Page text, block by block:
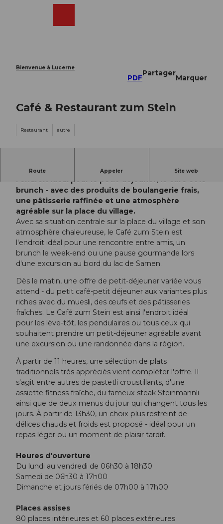
Bienvenue à Lucerne
PDF
Partager
Marquer
Café & Restaurant zum Stein
Restaurant autre
Route Appeler Site web
Le Café & Restaurant zum Stein à Sachseln est
l'endroit idéal pour le petit-déjeuner, le café et le
brunch - avec des produits de boulangerie frais,
une pâtisserie raffinée et une atmosphère
agréable sur la place du village.
Avec sa situation centrale sur la place du village et son
atmosphère chaleureuse, le Café zum Stein est
l'endroit idéal pour une rencontre entre amis, un
brunch le week-end ou une pause gourmande lors
d'une excursion au bord du lac de Sarnen.
Dès le matin, une offre de petit-déjeuner variée vous
attend - du petit café-petit déjeuner aux variantes plus
riches avec du muesli, des œufs et des pâtisseries
fraîches. Le Café zum Stein est ainsi l'endroit idéal
pour les lève-tôt, les pendulaires ou tous ceux qui
souhaitent prendre un petit-déjeuner agréable avant
une excursion ou une randonnée dans la région.
À partir de 11 heures, une sélection de plats
traditionnels très appréciés vient compléter l'offre. Il
s'agit entre autres de pastetli croustillants, d'une
assiette fitness fraîche, du fameux steak Steinmannli
ainsi que de deux menus du jour qui changent tous les
jours. À partir de 13h30, un choix plus restreint de
délices chauds et froids est proposé - idéal pour un
repas léger ou un moment de plaisir tardif.
Heures d'ouverture
Du lundi au vendredi de 06h30 à 18h30
Samedi de 06h30 à 17h00
Dimanche et jours fériés de 07h00 à 17h00
Places assises
80 places intérieures et 60 places extérieures